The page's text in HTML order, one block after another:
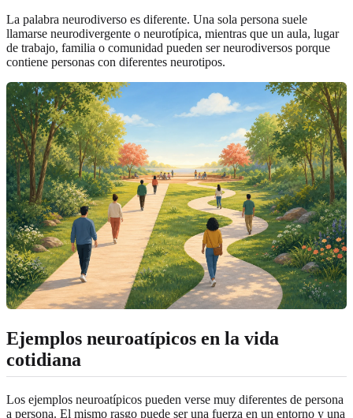
La palabra neurodiverso es diferente. Una sola persona suele
llamarse neurodivergente o neurotípica, mientras que un aula, lugar
de trabajo, familia o comunidad pueden ser neurodiversos porque
contiene personas con diferentes neurotipos.
Ejemplos neuroatípicos en la vida
cotidiana
Los ejemplos neuroatípicos pueden verse muy diferentes de persona
a persona. El mismo rasgo puede ser una fuerza en un entorno y una